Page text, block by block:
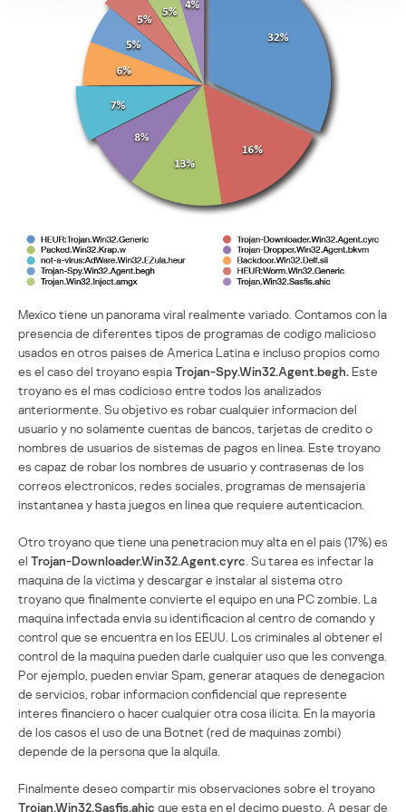
Mexico tiene un panorama viral realmente variado. Contamos con la
presencia de diferentes tipos de programas de codigo malicioso
usados en otros paises de America Latina e incluso propios como
es el caso del troyano espiaTrojan-Spy.Win32.Agent.begh.Este
troyano es el mas codicioso entre todos los analizados
anteriormente. Su objetivo es robar cualquier informacion del
usuario y no solamente cuentas de bancos, tarjetas de credito o
nombres de usuarios de sistemas de pagos en linea. Este troyano
es capaz de robar los nombres de usuario y contrasenas de los
correos electronicos, redes sociales, programas de mensajeria
instantanea y hasta juegos en linea que requiere autenticacion.
Otro troyano que tiene una penetracion muy alta en el pais (17%) es
el Trojan-Downloader.Win32.Agent.cyrc . Su tarea es infectar la
maquina de la victima y descargar e instalar al sistema otro
troyano que finalmente convierte el equipo en una PC zombie. La
maquina infectada envia su identificacion al centro de comando y
control que se encuentra en los EEUU. Los criminales al obtener el
control de la maquina pueden darle cualquier uso que les convenga.
Por ejemplo, pueden enviar Spam, generar ataques de denegacion
de servicios, robar informacion confidencial que represente
interes financiero o hacer cualquier otra cosa ilicita. En la mayoria
de los casos el uso de una Botnet (red de maquinas zombi)
depende de la persona que la alquila.
Finalmente deseo compartir mis observaciones sobre el troyano
Trojan.Win32.Sasfis.ahic que esta en el decimo puesto. A pesar de